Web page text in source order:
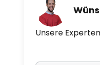
Unsere